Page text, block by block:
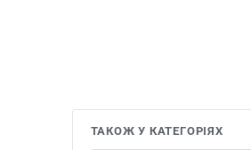
ТАКОЖ У КАТЕГОРІЯХ